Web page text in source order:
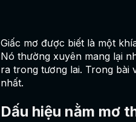
Giấc mơ được biết là một
Nó thường xuyên mang lại
ra trong tương lai. Trong bài
nhất.
Dấu hiệu nằm mơ